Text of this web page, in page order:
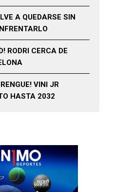
A QUEDARSE SIN
RODRI CERCA DE
VINI JR
HASTA 2032